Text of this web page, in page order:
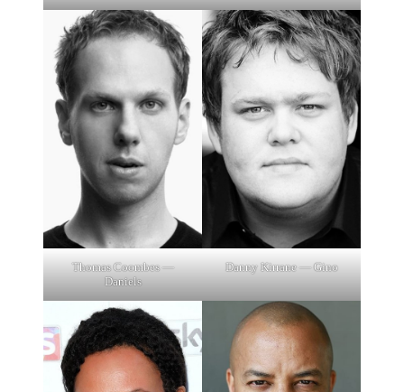
Thomas Coombes —
Daniels
Danny Kirrane — Gino